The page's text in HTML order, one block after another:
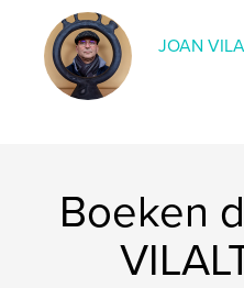
TaalCatalan
JOAN
Boeken